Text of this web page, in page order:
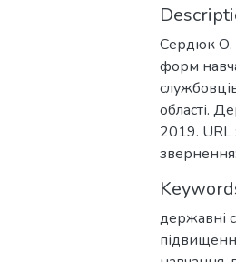
Сердюк О.
форм
області.
2019. URL
державні